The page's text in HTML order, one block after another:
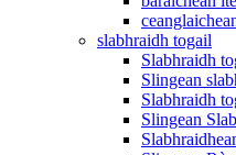
slabhraidh togail
Slabhraidh
Slingean
Slabhraidh
Slingean